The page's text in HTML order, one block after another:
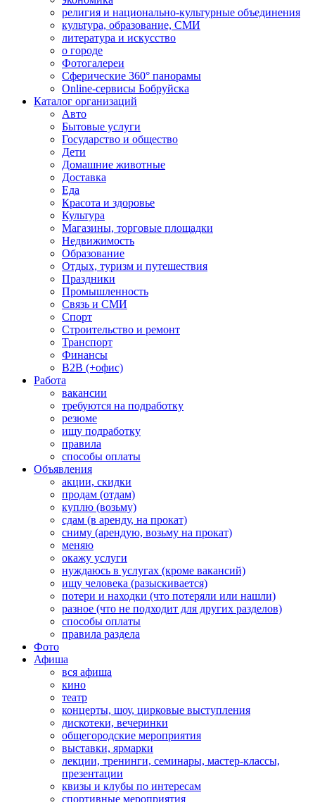
религия и национально-культурные объединения
культура, образование, СМИ
литература и искусство
о городе
Фотогалереи
Сферические 360° панорамы
Online-сервисы Бобруйска
Каталог организаций
Авто
Бытовые услуги
Государство и общество
Дети
Домашние животные
Доставка
Еда
Красота и здоровье
Культура
Магазины, торговые площадки
Недвижимость
Образование
Отдых, туризм и путешествия
Праздники
Промышленность
Связь и СМИ
Спорт
Строительство и ремонт
Транспорт
Финансы
B2B (+офис)
Работа
вакансии
требуются на подработку
резюме
ищу подработку
правила
способы оплаты
Объявления
акции, скидки
продам (отдам)
куплю (возьму)
сдам (в аренду, на прокат)
сниму (арендую, возьму на прокат)
меняю
окажу услуги
нуждаюсь в услугах (кроме вакансий)
ищу человека (разыскивается)
потери и находки (что потеряли или нашли)
разное (что не подходит для других разделов)
способы оплаты
правила раздела
Фото
Афиша
вся афиша
кино
театр
концерты, шоу, цирковые выступления
дискотеки, вечеринки
общегородские мероприятия
выставки, ярмарки
лекции, тренинги, семинары, мастер-классы,
презентации
квизы и клубы по интересам
спортивные мероприятия